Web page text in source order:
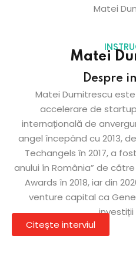
Matei
Matei
Despre
Matei Dumitrescu
accelerare de
internațională de
angel începând cu 2013,
Techangels în 2017, a
anului în România” de
Awards în 2018, iar din
venture capital ca
investiții
Citește interviul